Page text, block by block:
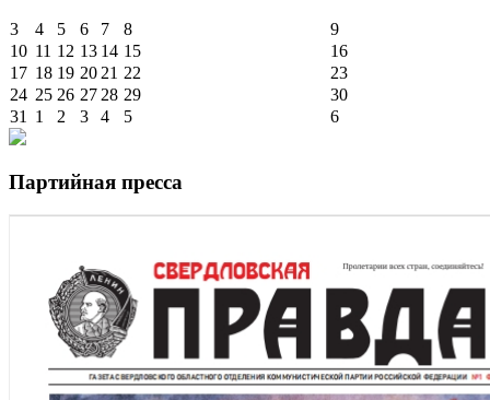
3 4 5 6 7 8
9
10 11 12 13 14 15
16
17 18 19 20 21 22
23
24 25 26 27 28 29
30
31
1 2 3 4 5 6
Партийная пресса